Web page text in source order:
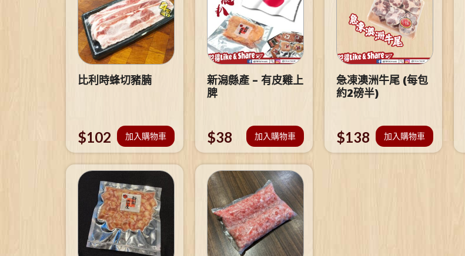
比利時蜂切豬腩
$102 加入購物車
新潟縣產 – 有皮雞上
脾
$38 加入購物車
急凍澳洲牛尾 (每包
約2磅半)
$138 加入購物車